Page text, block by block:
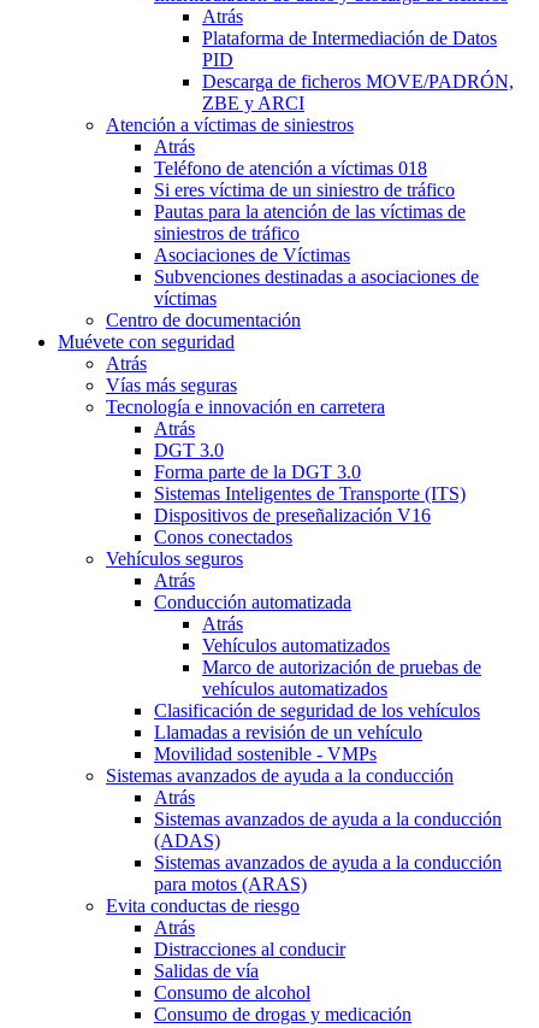
Atrás
Plataforma de Intermediación de Datos
PID
Descarga de ficheros MOVE/PADRÓN,
ZBE y ARCI
Atención a víctimas de siniestros
Atrás
Teléfono de atención a víctimas 018
Si eres víctima de un siniestro de tráfico
Pautas para la atención de las víctimas de
siniestros de tráfico
Asociaciones de Víctimas
Subvenciones destinadas a asociaciones de
víctimas
Centro de documentación
Muévete con seguridad
Atrás
Vías más seguras
Tecnología e innovación en carretera
Atrás
DGT 3.0
Forma parte de la DGT 3.0
Sistemas Inteligentes de Transporte (ITS)
Dispositivos de preseñalización V16
Conos conectados
Vehículos seguros
Atrás
Conducción automatizada
Atrás
Vehículos automatizados
Marco de autorización de pruebas de
vehículos automatizados
Clasificación de seguridad de los vehículos
Llamadas a revisión de un vehículo
Movilidad sostenible - VMPs
Sistemas avanzados de ayuda a la conducción
Atrás
Sistemas avanzados de ayuda a la conducción
(ADAS)
Sistemas avanzados de ayuda a la conducción
para motos (ARAS)
Evita conductas de riesgo
Atrás
Distracciones al conducir
Salidas de vía
Consumo de alcohol
Consumo de drogas y medicación